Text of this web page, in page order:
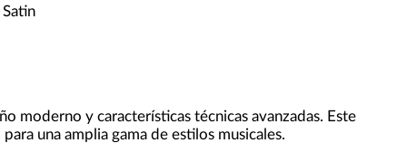
moderno y características técnicas avanzadas. Este
una amplia gama de estilos musicales.